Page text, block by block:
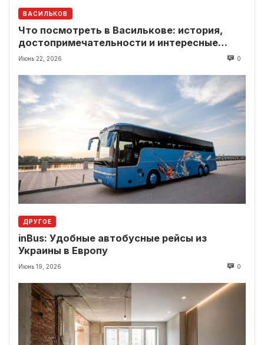
ВАСИЛЬКОВ
Что посмотреть в Василькове: история,
достопримечательности и интересные
локации рядом
Июнь 22, 2026 0
ДРУГОЕ
inBus: Удобные автобусные рейсы из
Украины в Европу
Июнь 19, 2026 0